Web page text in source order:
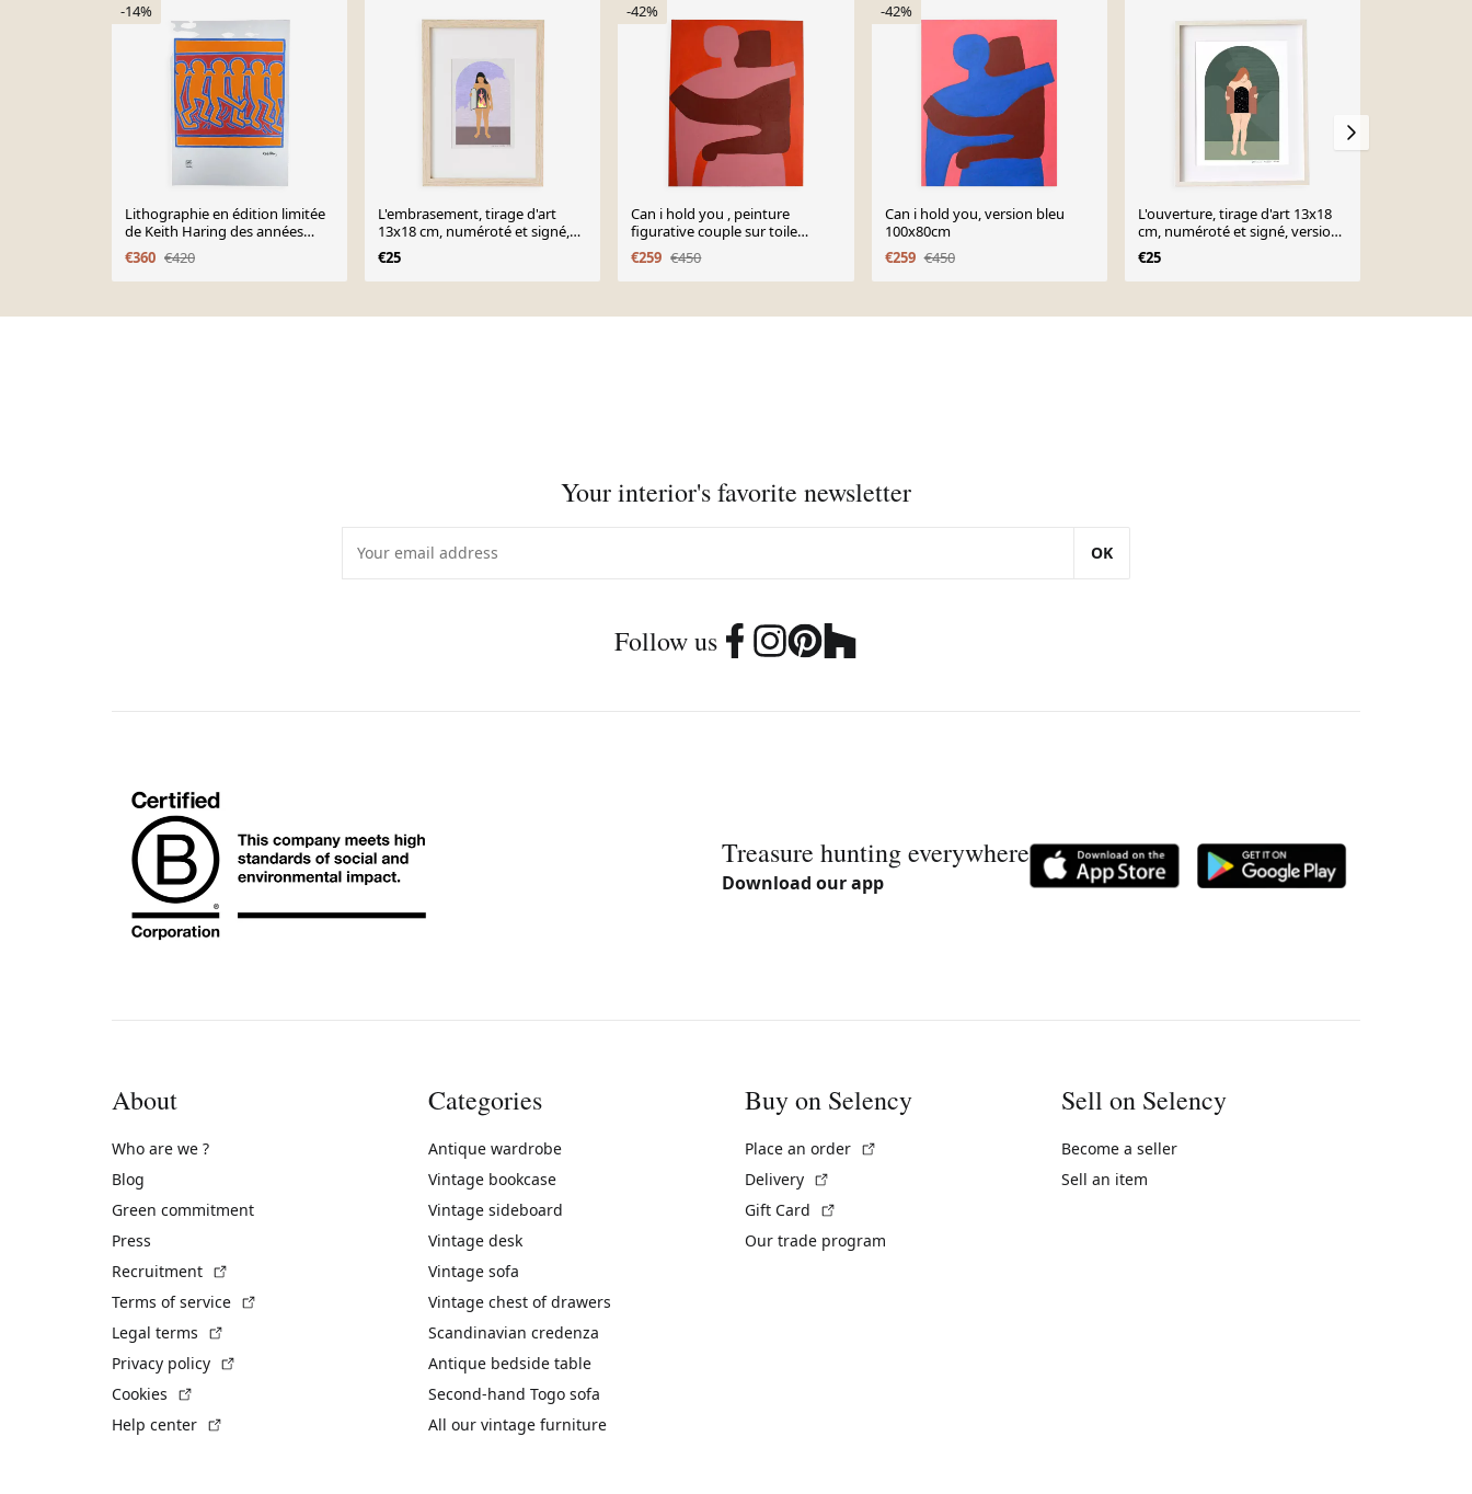
-14%
Lithographie en édition limitée
de Keith Haring des années
1990 - Numérotée au crayon.
Après
€360 €420
L'embrasement, tirage d'art
13x18 cm, numéroté et signé,
version 2
€25
-42%
Can i hold you , peinture
figurative couple sur toile
signée
€259 €450
-42%
Can i hold you, version bleu
100x80cm
€259 €450
L'ouverture, tirage d'art 13x18
cm, numéroté et signé, version
verte
€25
Your interior's favorite newsletter
OK
Follow us
Treasure hunting everywhere
Download our app
About
Who are we ?
Blog
Green commitment
Press
Recruitment
Terms of service
Legal terms
Privacy policy
Cookies
Help center
Categories
Antique wardrobe
Vintage bookcase
Vintage sideboard
Vintage desk
Vintage sofa
Vintage chest of drawers
Scandinavian credenza
Antique bedside table
Second-hand Togo sofa
All our vintage furniture
Buy on Selency
Place an order
Delivery
Gift Card
Our trade program
Sell on Selency
Become a seller
Sell an item